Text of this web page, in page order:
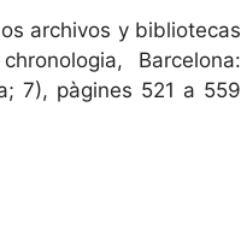
archivos y bibliotecas
Barcelona:
7), pàgines 521 a 559